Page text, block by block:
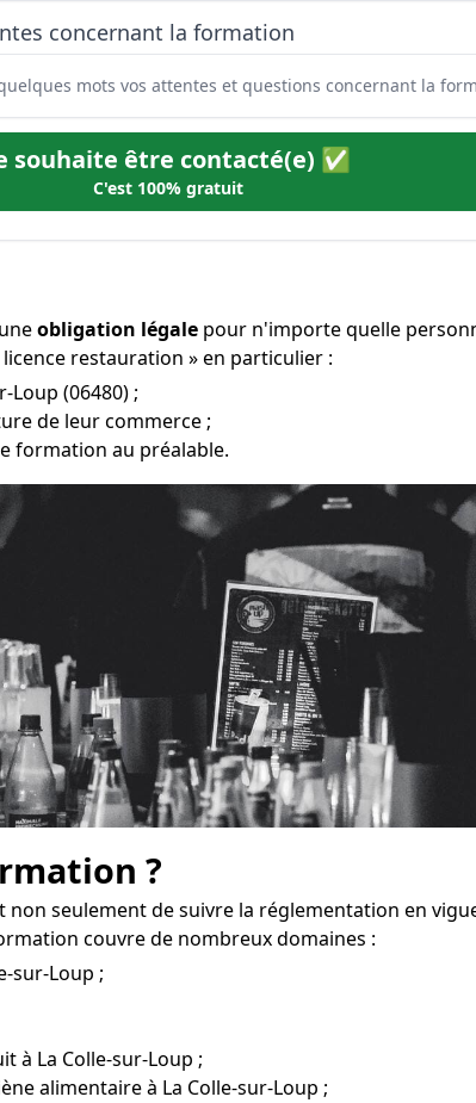
concernant la formation
souhaite être contacté(e) ✅
C'est 100% gratuit
obligation légale pour n'importe quelle
restauration » en particulier :
Loup (06480) ;
de leur commerce ;
formation au préalable.
?
non seulement de suivre la réglementation en
couvre de nombreux domaines :
sur-Loup ;
à La Colle-sur-Loup ;
alimentaire à La Colle-sur-Loup ;